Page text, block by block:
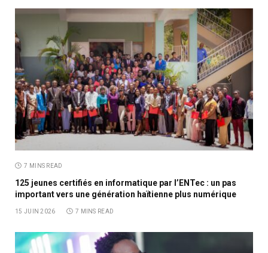
7 MINS READ
125 jeunes certifiés en informatique par l’ENTec : un pas
important vers une génération haïtienne plus numérique
15 JUIN 2026 7 MINS READ